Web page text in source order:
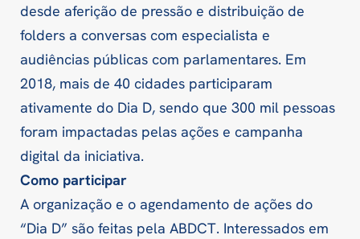
desde aferição de pressão e distribuição de
folders a conversas com especialista e
audiências públicas com parlamentares. Em
2018, mais de 40 cidades participaram
ativamente do Dia D, sendo que 300 mil pessoas
foram impactadas pelas ações e campanha
digital da iniciativa.
Como participar
A organização e o agendamento de ações do
“Dia D” são feitas pela ABDCT. Interessados em